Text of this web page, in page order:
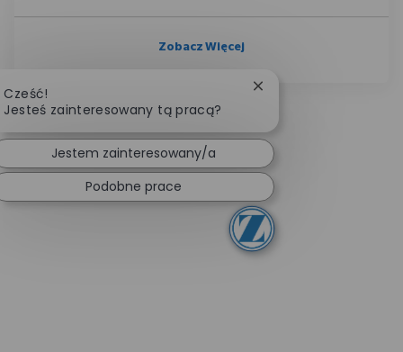
Zobacz Więcej
Cześć!
Jesteś zainteresowany tą pracą?
Zamknij
Jestem zainteresowany/a
Podobne prace